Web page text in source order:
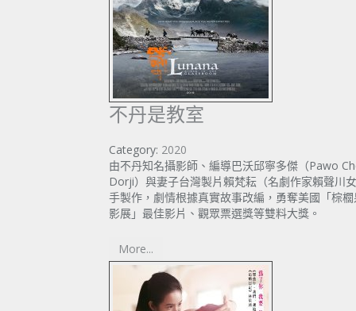
不丹是教室
Category: 2020
由不丹知名攝影師、編導巴沃邱寧多傑（Pawo
Dorji）與妻子台灣製片賴梵耘（名劇作家賴聲川
手製作，劇情根據真實故事改編，勇奪美國「棕櫚
影展」最佳影片、觀眾票選獎等雙料大獎。
More...